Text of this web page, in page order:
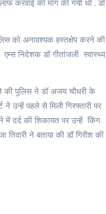
करवाई की मांग की गयी थी . डॉ
को अनावश्यक हस्तक्षेप करने की
एम्स निदेशक डॉ गीतांजली स्वास्थ्य
की पुलिस ने डॉ अजय चौधरी के
उन्हें पहले से मिली गिरफ्तारी पर
दर्द की शिकायत पर उन्हें किंग
ने बताया की डॉ गिरीश की